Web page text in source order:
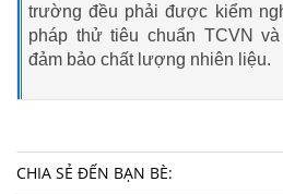
trường đều phải được kiểm
pháp thử tiêu chuẩn TCVN
đảm bảo chất lượng nhiên liệu.
CHIA SẺ ĐẾN BẠN BÈ: